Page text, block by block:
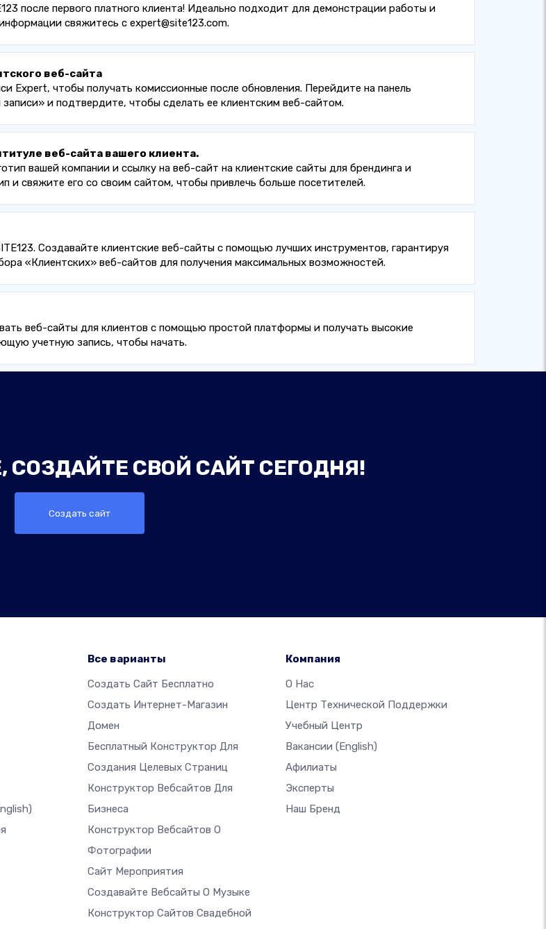
после первого платного клиента! Идеально подходит для демонстрации работы и
свяжитесь с expert@site123.com.
веб-сайта
чтобы получать комиссионные после обновления. Перейдите на панель
и подтвердите, чтобы сделать ее клиентским веб-сайтом.
веб-сайта вашего клиента.
вашей компании и ссылку на веб-сайт на клиентские сайты для брендинга и
и свяжите его со своим сайтом, чтобы привлечь больше посетителей.
Создавайте клиентские веб-сайты с помощью лучших инструментов, гарантируя
«Клиентских» веб-сайтов для получения максимальных возможностей.
веб-сайты для клиентов с помощью простой платформы и получать высокие
учетную запись, чтобы начать.
СВОЙ САЙТ СЕГОДНЯ!
Создать сайт
Все варианты
Создать Сайт Бесплатно
Создать Интернет-Магазин
Домен
Бесплатный Конструктор Для
Создания Целевых Страниц
Конструктор Вебсайтов Для
Бизнеса
Конструктор Вебсайтов О
Фотографии
Сайт Мероприятия
Создавайте Вебсайты О Музыке
Конструктор Сайтов Свадебной
Компания
О Нас
Центр Технической Поддержки
Учебный Центр
Вакансии (English)
Афилиаты
Эксперты
Наш Бренд